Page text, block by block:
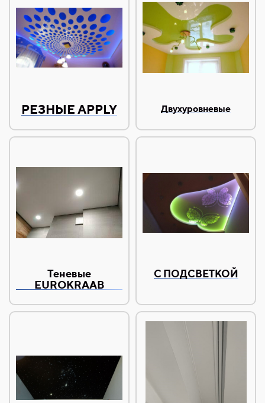
РЕЗНЫЕ APPLY Двухуровневые
Теневые
EUROKRAAB
С ПОДСВЕТКОЙ